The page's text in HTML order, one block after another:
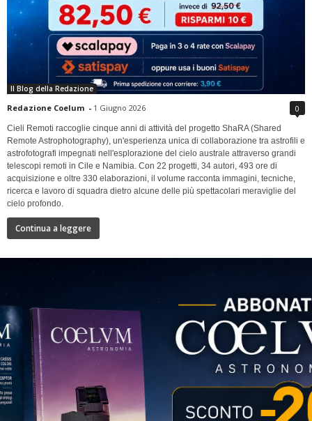
Il Blog della Redazione
Redazione Coelum - 1 Giugno 2026 0
Cieli Remoti raccoglie cinque anni di attività del progetto ShaRA (Shared
Remote Astrophotography), un'esperienza unica di collaborazione tra astrofili e
astrofotografi impegnati nell'esplorazione del cielo australe attraverso grandi
telescopi remoti in Cile e Namibia. Con 22 progetti, 34 autori, 493 ore di
acquisizione e oltre 330 elaborazioni, il volume racconta immagini, tecniche,
ricerca e lavoro di squadra dietro alcune delle più spettacolari meraviglie del
cielo profondo.
Continua a leggere